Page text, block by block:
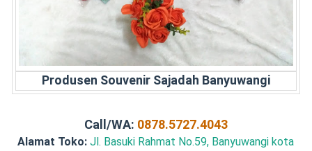
Produsen Souvenir Sajadah Banyuwangi
Call/WA: 0878.5727.4043
Alamat Toko: Jl. Basuki Rahmat No.59, Banyuwangi kota